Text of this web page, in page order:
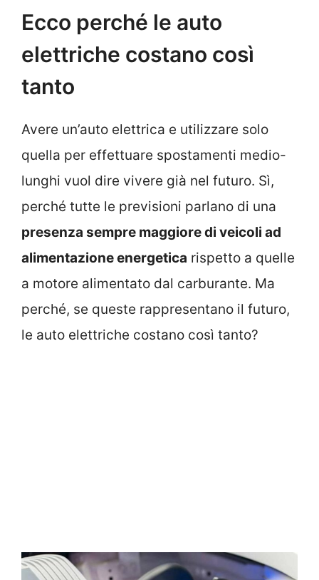
Ecco perché le auto
elettriche costano così
tanto
Avere un’auto elettrica e utilizzare solo
quella per effettuare spostamenti medio-
lunghi vuol dire vivere già nel futuro. Sì,
perché tutte le previsioni parlano di una
presenza sempre maggiore di veicoli ad
alimentazione energetica rispetto a quelle
a motore alimentato dal carburante. Ma
perché, se queste rappresentano il futuro,
le auto elettriche costano così tanto?